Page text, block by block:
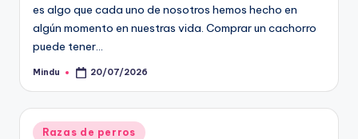
es algo que cada uno de nosotros hemos hecho en
algún momento en nuestras vida. Comprar un cachorro
puede tener…
Publicado
Mindu 20/07/2026
Publicado
Razas de perros